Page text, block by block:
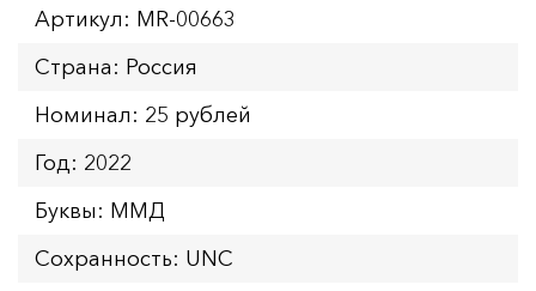
Артикул: MR-00663
Страна: Россия
Номинал: 25 рублей
Год: 2022
Буквы: ММД
Сохранность: UNC